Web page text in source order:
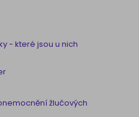
- které jsou u nich
žlučových